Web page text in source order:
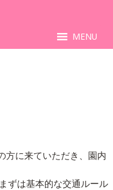
MENU
に来ていただき、園内
ずは基本的な交通ルール